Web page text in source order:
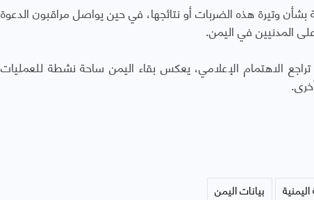
وتيرة هذه الضربات أو نتائجها، في حين يواصل مراقبون الدعوة
المدنيين في اليمن.
تراجع الاهتمام الإعلامي، يعكس بقاء اليمن ساحة نشطة للعمليات
بيانات اليمن